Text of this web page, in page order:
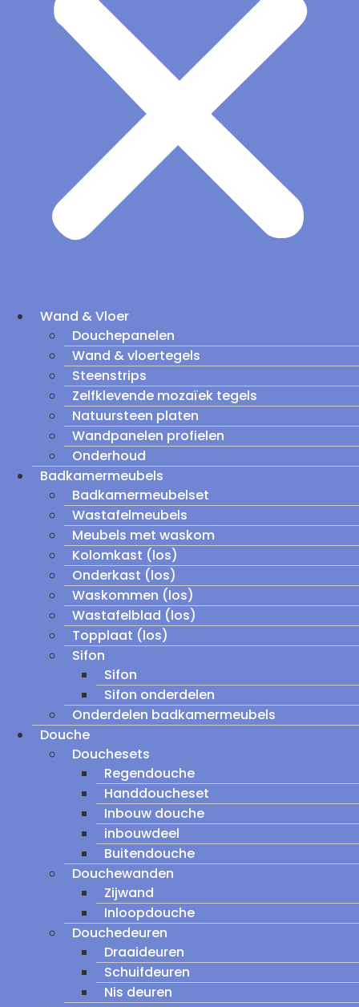
Wand & Vloer
Douchepanelen
Wand & vloertegels
Steenstrips
Zelfklevende mozaïek tegels
Natuursteen platen
Wandpanelen profielen
Onderhoud
Badkamermeubels
Badkamermeubelset
Wastafelmeubels
Meubels met waskom
Kolomkast (los)
Onderkast (los)
Waskommen (los)
Wastafelblad (los)
Topplaat (los)
Sifon
Sifon
Sifon onderdelen
Onderdelen badkamermeubels
Douche
Douchesets
Regendouche
Handdoucheset
Inbouw douche
inbouwdeel
Buitendouche
Douchewanden
Zijwand
Inloopdouche
Douchedeuren
Draaideuren
Schuifdeuren
Nis deuren